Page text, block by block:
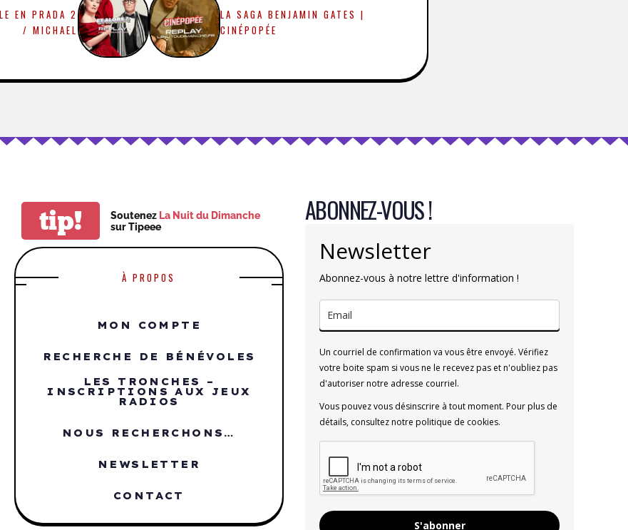
EN PRADA 2
/ MICHAEL
LA SAGA BENJAMIN GATES |
CINÉPOPÉE
tip! Soutenez La Nuit du Dimanche
sur Tipeee
À PROPOS
MON COMPTE
RECHERCHE DE BÉNÉVOLES
LES TRONCHES –
INSCRIPTIONS AUX JEUX
RADIOS
NOUS RECHERCHONS…
NEWSLETTER
CONTACT
ABONNEZ-VOUS !
Newsletter
Abonnez-vous à notre lettre d'information !
Un courriel de confirmation va vous être envoyé. Vérifiez
votre boite spam si vous ne le recevez pas et n'oubliez pas
d'autoriser notre adresse courriel.
Vous pouvez vous désinscrire à tout moment. Pour plus de
détails, consultez notre politique de cookies.
S'abonner